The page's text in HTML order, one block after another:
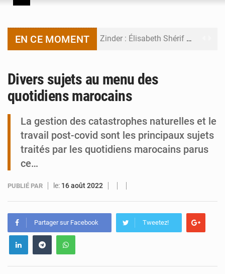
EN CE MOMENT Zinder : Élisabeth Shérif visite l’école Birni Garçon
Tibiri : le dialogue, nouveau terrain de jeu pour la paix
Divers sujets au menu des
quotidiens marocains
La gestion des catastrophes naturelles et le
travail post-covid sont les principaux sujets
traités par les quotidiens marocains parus
ce…
PUBLIÉ PAR le: 16 août 2022
Partager sur Facebook Tweetez!